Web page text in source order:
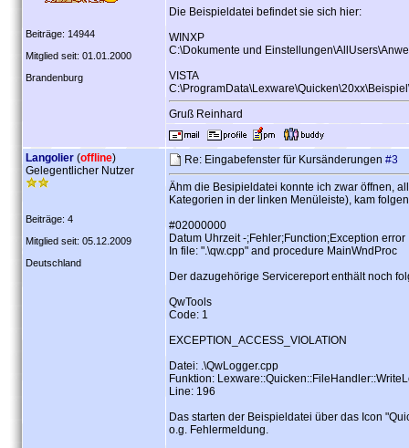
Beiträge: 14944
Mitglied seit: 01.01.2000
Brandenburg
Die Beispieldatei befindet sie sich hier:
WINXP
C:\Dokumente und
VISTA
Gruß Reinhard
Langolier (offline)
Gelegentlicher Nutzer
Beiträge: 4
Mitglied seit: 05.12.2009
Deutschland
Re: Eingabefenster für Kursänderungen #3
Ähm die Besipieldatei konnte ich zwar öffnen,
Kategorien in der linken Menüleiste), kam
#02000000
Datum Uhrzeit -;Fehler;Function;Exception error
In file: ".\qw.cpp" and procedure MainWndProc
Der dazugehörige Servicereport enthält noch
QwTools
Code: 1
EXCEPTION_ACCESS_VIOLATION
Datei: .\QwLogger.cpp
Funktion:
Line: 196
Das starten der Beispieldatei über das Icon
o.g. Fehlermeldung.